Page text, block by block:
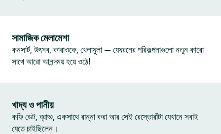
সামাজিক মেলামেশা
কনসার্ট, উৎসব, কারাওকে, খেলাধুলা — যেধরনের পরিকল্পনাগুলো নতুন কারো
সাথে আরো আনন্দময় হয়ে ওঠে!
খাদ্য ও পানীয়
কফি ডেট, ব্রাঞ্চ, একসাথে রান্না করা আর সেই রেস্তোরাঁটা যেখানে সবাই
যেতে চাইছিলেন।